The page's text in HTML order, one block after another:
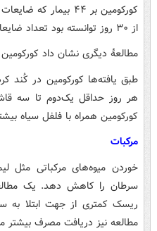
از ۳۰ روز توانسته بود تعداد ضایعات سرطانی موجود را ۴۰ درصد کاهش دهد.
مطالعهٔ دیگری نشان داد
طبق یافته‌ها کورکومین در
کورکومین همراه با فلفل سیاه
مرکبات
خوردن میوه‌های مرکباتی مثل
سرطان را کاهش دهد. یک
مطالعه نیز دریافت مصرف بیشتر